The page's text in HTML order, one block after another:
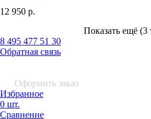
12 950 р.
Показать ещё (3
8 495 477 51 30
Обратная связь
Оформить заказ
Избранное
0 шт.
Сравнение